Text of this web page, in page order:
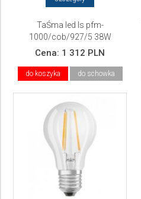
TaŚma led ls pfm-
1000/cob/927/5 38W
Cena: 1 312 PLN
do koszyka do schowka